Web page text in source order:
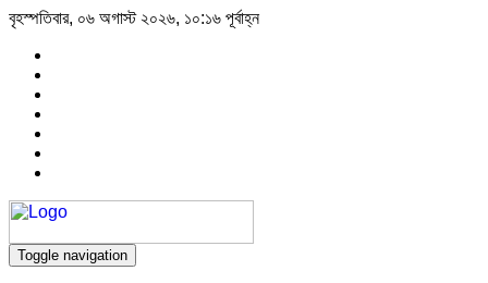
বৃহস্পতিবার, ০৬ অগাস্ট ২০২৬, ১০:১৬ পূর্বাহ্ন
Toggle navigation